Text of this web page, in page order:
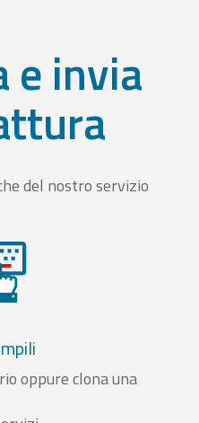
e invia
del nostro servizio
oppure clona una